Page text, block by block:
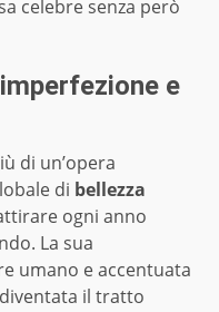
celebre senza però
e
di un’opera
di bellezza
ogni anno
La sua
umano e accentuata
il tratto